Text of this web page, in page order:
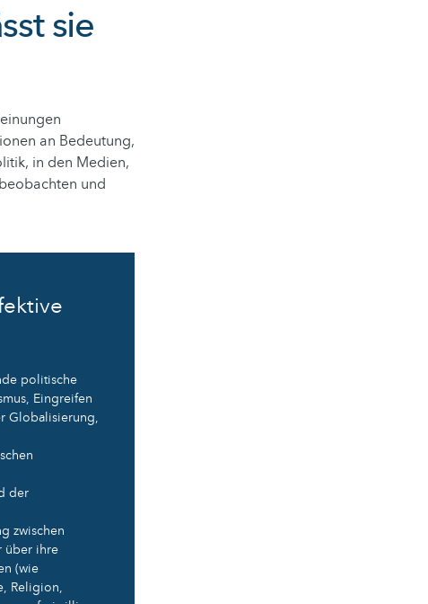
sie
an Bedeutung,
in den Medien,
und
politische
Eingreifen
Globalisierung,
der
zwischen
über ihre
(wie
Religion,